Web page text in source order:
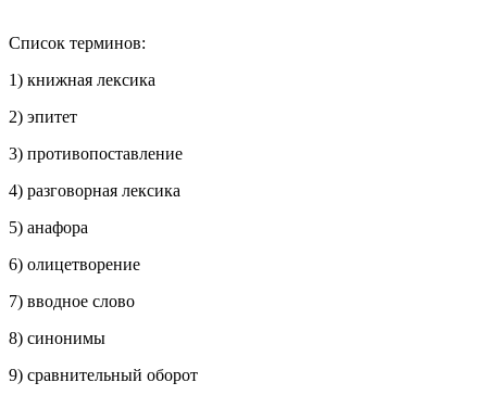
Список терминов:
1) книжная лексика
2) эпитет
3) противопоставление
4) разговорная лексика
5) анафора
6) олицетворение
7) вводное слово
8) синонимы
9) сравнительный оборот